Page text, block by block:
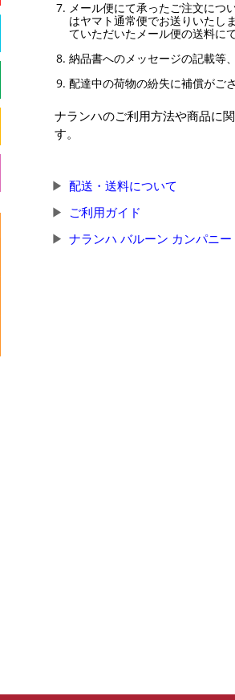
メール便にて承ったご注文につ
はヤマト通常便でお送りいたし
ていただいたメール便の送料に
納品書へのメッセージの記載等
配達中の荷物の紛失に補償がご
ナランハのご利用方法や商品に
す。
配送・送料について
ご利用ガイド
ナランハ バルーン カンパニ